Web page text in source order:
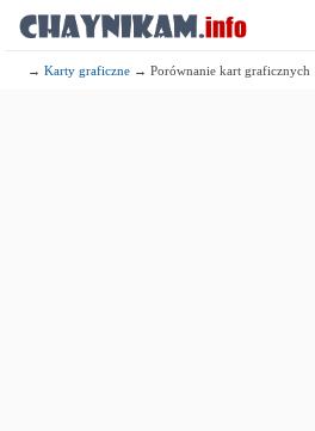
→Karty graficzne → Porównanie kart graficznych